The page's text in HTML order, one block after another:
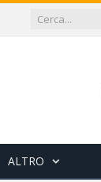
ALTRO